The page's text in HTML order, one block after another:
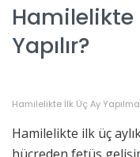
Hamilelikte
Yapılır?
Hamilelikte İlk Üç Ay
Hamilelikte ilk üç